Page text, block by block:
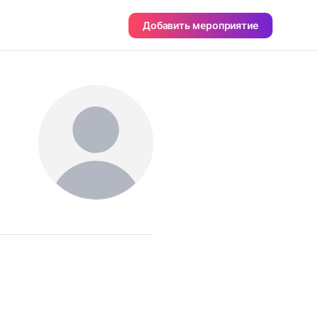
Добавить мероприятие